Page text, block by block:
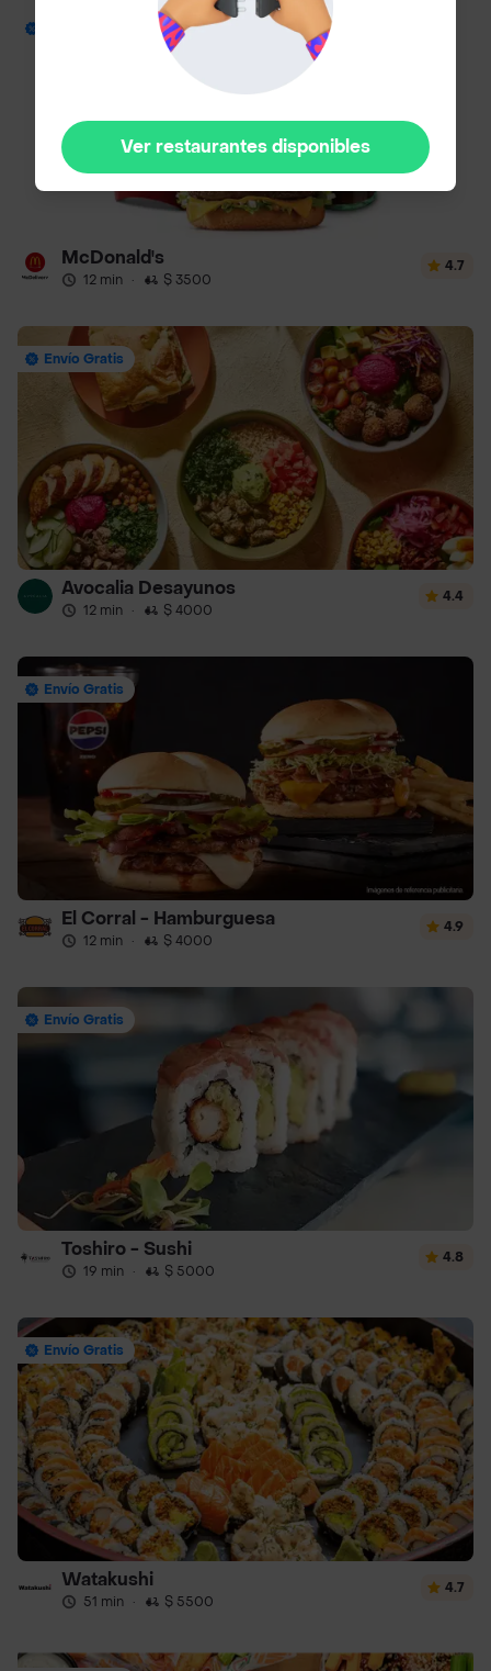
McDonald's
12 min · $ 3500
4.7
Envío Gratis
Avocalia Desayunos
12 min · $ 4000
4.4
Envío Gratis
El Corral - Hamburguesa
12 min · $ 4000
4.9
Envío Gratis
Toshiro - Sushi
19 min · $ 5000
4.8
Envío Gratis
Watakushi
51 min · $ 5500
4.7
Ver restaurantes disponibles